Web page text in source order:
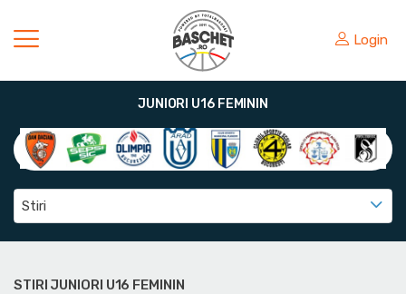
Login
JUNIORI U16 FEMININ
Stiri
STIRI JUNIORI U16 FEMININ